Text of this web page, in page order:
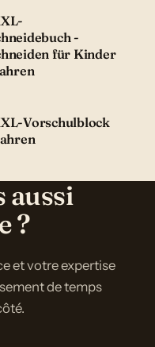
-
für Kinder
Vorschulblock
aussi
?
et votre expertise
de temps